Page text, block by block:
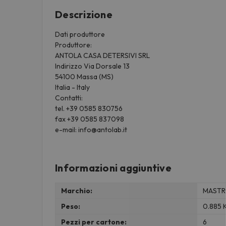
Descrizione
Dati produttore
Produttore:
ANTOLA CASA DETERSIVI SRL
Indirizzo Via Dorsale 13
54100 Massa (MS)
Italia - Italy
Contatti:
tel. +39 0585 830756
fax +39 0585 837098
e-mail: info@antolab.it
Informazioni aggiuntive
Marchio:
Peso:
0.885
Pezzi per cartone:
6